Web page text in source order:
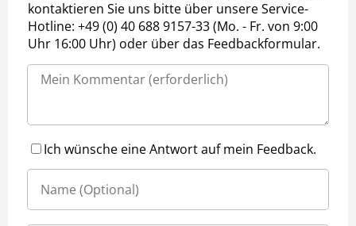
kontaktieren Sie uns bitte über unsere Service-
Hotline: +49 (0) 40 688 9157-33 (Mo. - Fr. von 9:00
Uhr 16:00 Uhr) oder über das Feedbackformular.
Ich wünsche eine Antwort auf mein Feedback.